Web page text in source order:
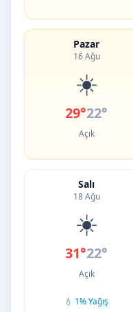
Pazar
16 Ağu
☀️
29°22°
Açık
Salı
18 Ağu
☀️
31°22°
Açık
💧 1% Yağış